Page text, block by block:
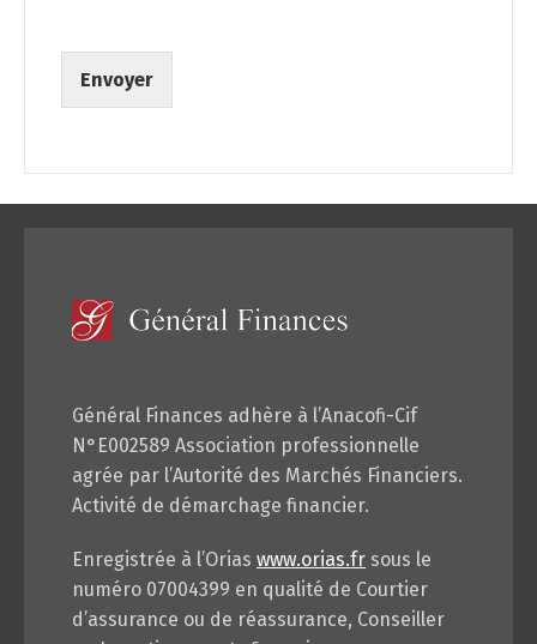
Envoyer
Général Finances adhère à l’Anacofi-Cif
N°E002589 Association professionnelle
agrée par l’Autorité des Marchés Financiers.
Activité de démarchage financier.
Enregistrée à l’Orias www.orias.fr sous le
numéro 07004399 en qualité de Courtier
d’assurance ou de réassurance, Conseiller